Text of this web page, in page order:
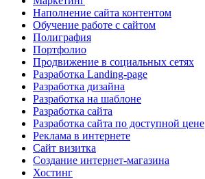
Наполнение сайта контентом
Обучение работе с сайтом
Полиграфия
Портфолио
Продвижение в социальных сетях
Разработка Landing-page
Разработка дизайна
Разработка на шаблоне
Разработка сайта
Разработка сайта по доступной цене
Реклама в интернете
Сайт визитка
Создание интернет-магазина
Хостинг